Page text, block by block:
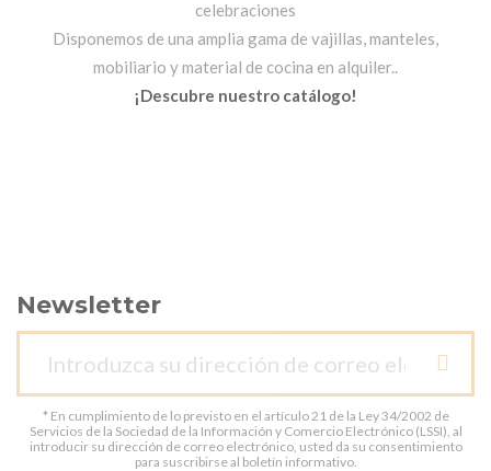
celebraciones
Disponemos de una amplia gama de vajillas, manteles,
mobiliario y material de cocina en alquiler..
¡Descubre nuestro catálogo!
Newsletter
* En cumplimiento de lo previsto en el artículo 21 de la Ley 34/2002 de
Servicios de la Sociedad de la Información y Comercio Electrónico (LSSI), al
introducir su dirección de correo electrónico, usted da su consentimiento
para suscribirse al boletín informativo.